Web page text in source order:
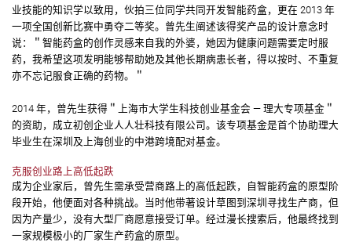
业技能的知识学以致用，伙拍三位同学共同开发智能药盒，更在 2013 年
一项全国创新比赛中勇夺二等奖。曾先生阐述该得奖产品的设计意念时
说：＂智能药盒的创作灵感来自我的外婆，她因为健康问题需要定时服
药，我希望这项发明能够帮助她及其他长期病患长者，得以按时、不重复
亦不忘记服食正确的药物。＂
2014 年，曾先生获得＂上海巿大学生科技创业基金会 — 理大专项基金＂
的资助，成立初创企业人人壮科技有限公司。该专项基金是首个协助理大
毕业生在深圳及上海创业的中港跨境配对基金。
克服创业路上高低起跌
成为企业家后，曾先生需承受营商路上的高低起跌，自智能药盒的原型阶
段开始，他便面对各种挑战。当时他带著设计草图到深圳寻找生产商，但
因为产量少，没有大型厂商愿意接受订单。经过漫长搜索后，他最终找到
一家规模极小的厂家生产药盒的原型。